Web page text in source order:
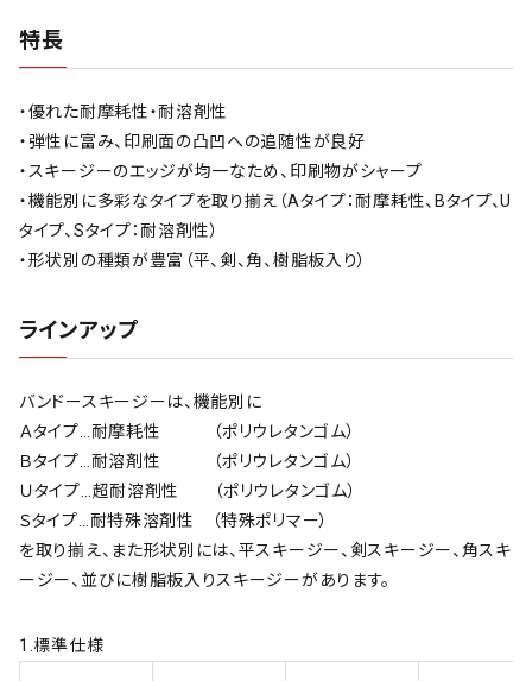
特長
・優れた耐摩耗性・耐溶剤性
・弾性に富み、印刷面の凸凹への追随性が良好
・スキージーのエッジが均一なため、印刷物がシャープ
・機能別に多彩なタイプを取り揃え（Aタイプ：耐摩耗性、Bタイプ、U
タイプ、Sタイプ：耐溶剤性）
・形状別の種類が豊富（平、剣、角、樹脂板入り）
ラインアップ
バンドースキージーは、機能別に
Ａタイプ…耐摩耗性 （ポリウレタンゴム）
Ｂタイプ…耐溶剤性 （ポリウレタンゴム）
Ｕタイプ…超耐溶剤性 （ポリウレタンゴム）
Ｓタイプ…耐特殊溶剤性 （特殊ポリマー）
を取り揃え、また形状別には、平スキージー、剣スキージー、角スキ
ージー、並びに樹脂板入りスキージーがあります。
1.標準仕様